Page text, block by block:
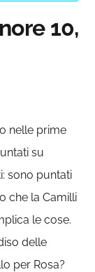
10,
nelle prime
su
sono puntati
che la Camilli
le cose.
delle
per Rosa?